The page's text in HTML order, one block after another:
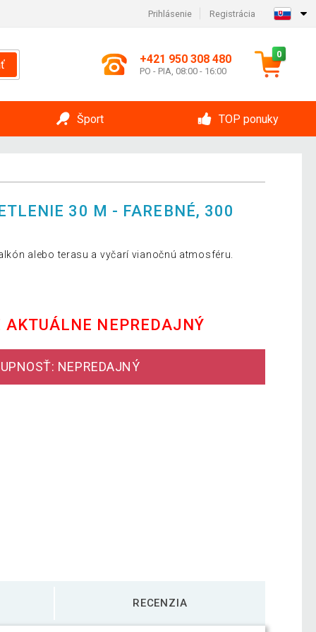
Prihlásenie Registrácia
+421 950 308 480
PO - PIA, 08:00 - 16:00
0
Šport TOP ponuky
30 M - FAREBNÉ, 300
alebo terasu a vyčarí vianočnú atmosféru.
AKTUÁLNE NEPREDAJNÝ
NEPREDAJNÝ
RECENZIA